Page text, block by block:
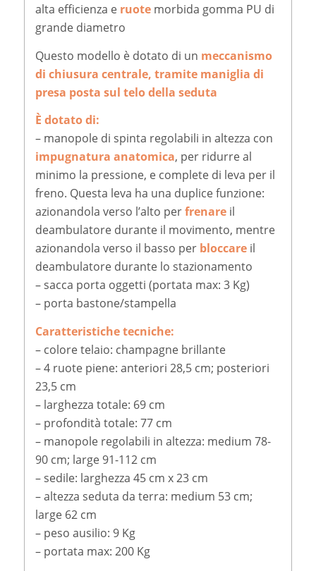
alta efficienza e ruote morbida gomma PU di
grande diametro
Questo modello è dotato di un meccanismo
di chiusura centrale, tramite maniglia di
presa posta sul telo della seduta
È dotato di:
– manopole di spinta regolabili in altezza con
impugnatura anatomica, per ridurre al
minimo la pressione, e complete di leva per il
freno. Questa leva ha una duplice funzione:
azionandola verso l’alto perfrenareil
deambulatore durante il movimento, mentre
azionandola verso il basso per bloccareil
deambulatore durante lo stazionamento
– sacca porta oggetti (portata max: 3 Kg)
– porta bastone/stampella
Caratteristiche tecniche:
– colore telaio: champagne brillante
– 4 ruote piene: anteriori 28,5 cm; posteriori
23,5 cm
– larghezza totale: 69 cm
– profondità totale: 77 cm
– manopole regolabili in altezza: medium 78-
90 cm; large 91-112 cm
– sedile: larghezza 45 cm x 23 cm
– altezza seduta da terra: medium 53 cm;
large 62 cm
– peso ausilio: 9 Kg
– portata max: 200 Kg